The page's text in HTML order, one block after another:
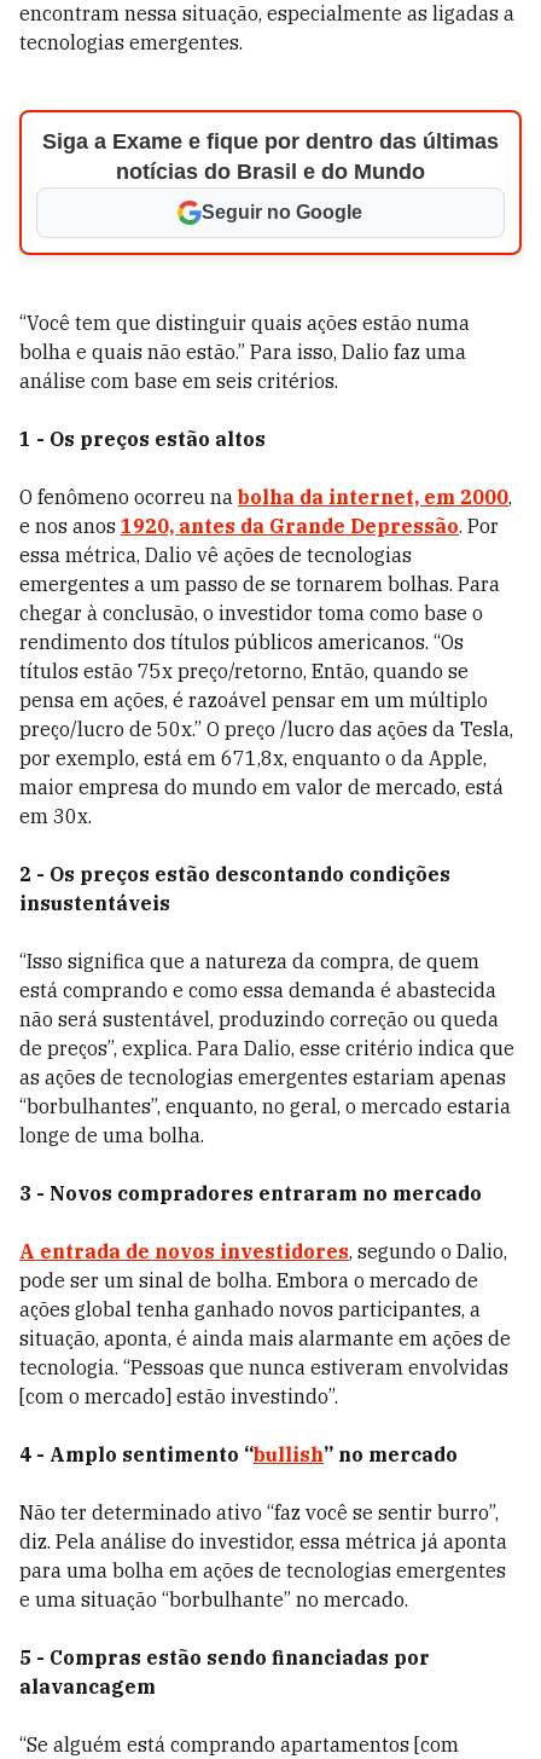
encontram nessa situação, especialmente as ligadas a
tecnologias emergentes.
Siga a Exame e fique por dentro das últimas
notícias do Brasil e do Mundo
Seguir no Google
“Você tem que distinguir quais ações estão numa
bolha e quais não estão.” Para isso, Dalio faz uma
análise com base em seis critérios.
1 - Os preços estão altos
O fenômeno ocorreu na bolha da internet, em 2000,
e nos anos 1920, antes da Grande Depressão. Por
essa métrica, Dalio vê ações de tecnologias
emergentes a um passo de se tornarem bolhas. Para
chegar à conclusão, o investidor toma como base o
rendimento dos títulos públicos americanos. “Os
títulos estão 75x preço/retorno, Então, quando se
pensa em ações, é razoável pensar em um múltiplo
preço/lucro de 50x.” O preço /lucro das ações da Tesla,
por exemplo, está em 671,8x, enquanto o da Apple,
maior empresa do mundo em valor de mercado, está
em 30x.
2 - Os preços estão descontando condições
insustentáveis
“Isso significa que a natureza da compra, de quem
está comprando e como essa demanda é abastecida
não será sustentável, produzindo correção ou queda
de preços”, explica. Para Dalio, esse critério indica que
as ações de tecnologias emergentes estariam apenas
“borbulhantes”, enquanto, no geral, o mercado estaria
longe de uma bolha.
3 - Novos compradores entraram no mercado
A entrada de novos investidores, segundo o Dalio,
pode ser um sinal de bolha. Embora o mercado de
ações global tenha ganhado novos participantes, a
situação, aponta, é ainda mais alarmante em ações de
tecnologia. “Pessoas que nunca estiveram envolvidas
[com o mercado] estão investindo”.
4 - Amplo sentimento “bullish” no mercado
Não ter determinado ativo “faz você se sentir burro”,
diz. Pela análise do investidor, essa métrica já aponta
para uma bolha em ações de tecnologias emergentes
e uma situação “borbulhante” no mercado.
5 - Compras estão sendo financiadas por
alavancagem
“Se alguém está comprando apartamentos [com